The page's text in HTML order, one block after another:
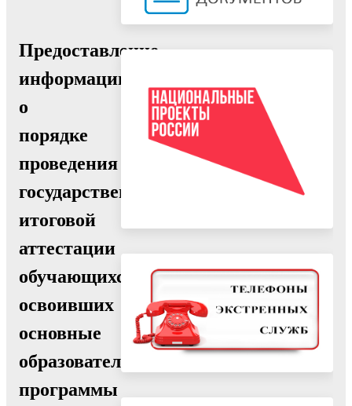
Предоставление
информации
о
порядке
проведения
государственной
итоговой
аттестации
обучающихся,
освоивших
основные
образовательные
программы